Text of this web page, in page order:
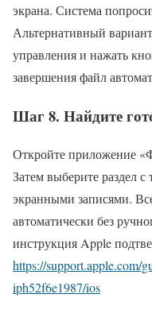
экрана. Система
Альтернативный
управления и нажать
завершения файл
Шаг 8. Найдите
Откройте приложение
Затем выберите раздел
экранными записями.
автоматически без
инструкция Apple
https://support.apple.com/
iph52f6e1987/ios